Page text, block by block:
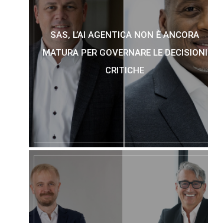
SAS, L’AI AGENTICA NON È ANCORA
MATURA PER GOVERNARE LE DECISIONI
CRITICHE